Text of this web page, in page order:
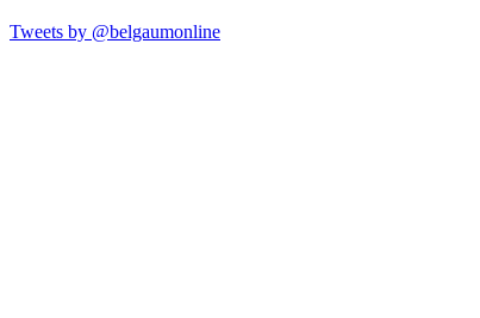
Tweets by @belgaumonline